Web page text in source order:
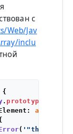
с
Web/Jav
inclu
{
. prototype
any
( '"this" is